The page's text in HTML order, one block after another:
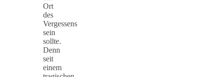
Ort
des
Vergessens
sein
sollte.
Denn
seit
einem